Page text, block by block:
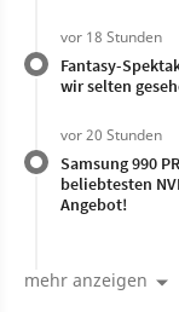
vor 18 Stunden
Fantasy-
wir selten
vor 20 Stunden
Samsung 990
beliebtesten
Angebot!
mehr anzeigen